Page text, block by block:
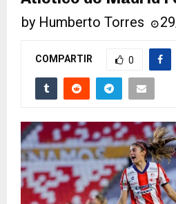
by Humberto Torres
COMPARTIR 0